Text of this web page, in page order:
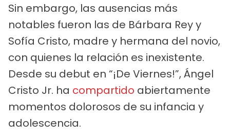
Sin embargo, las ausencias más
notables fueron las de Bárbara Rey y
Sofía Cristo, madre y hermana del novio,
con quienes la relación es inexistente.
Desde su debut en “¡De Viernes!”, Ángel
Cristo Jr. ha compartido abiertamente
momentos dolorosos de su infancia y
adolescencia.